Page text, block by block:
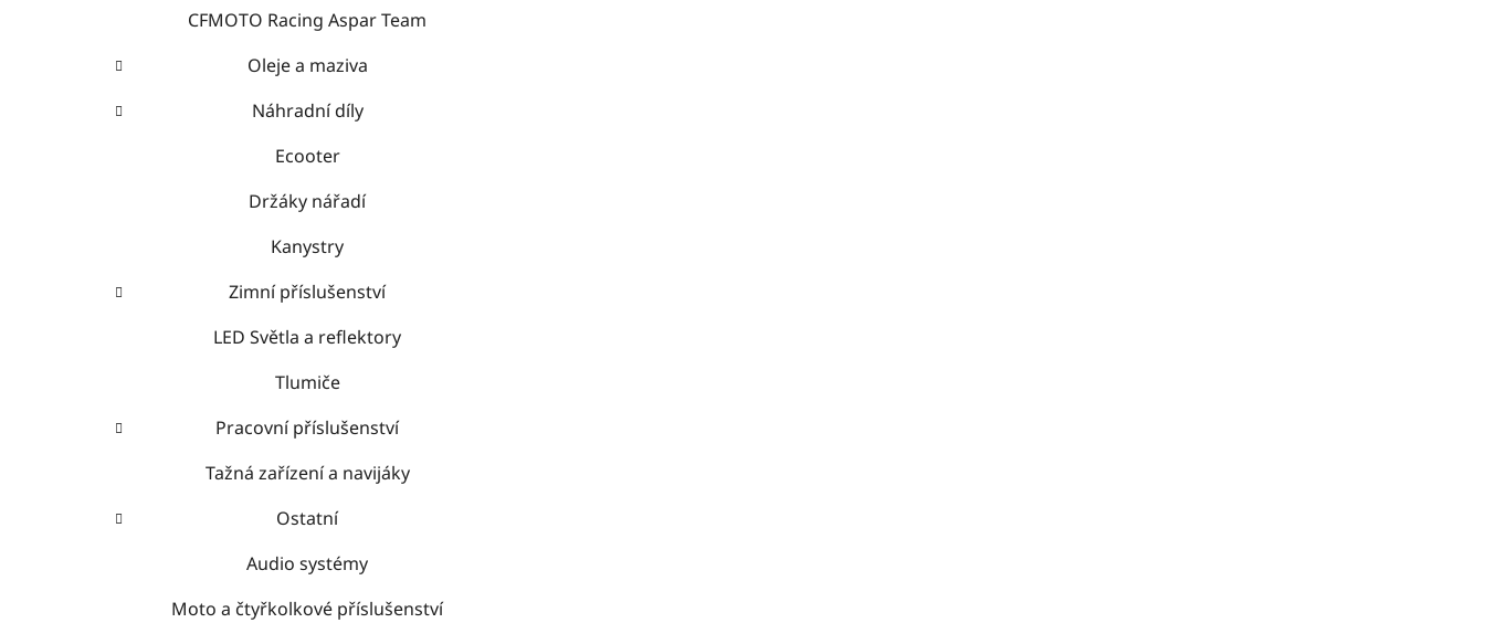
CFMOTO Racing Aspar Team
Oleje a maziva
Náhradní díly
Ecooter
Držáky nářadí
Kanystry
Zimní příslušenství
LED Světla a reflektory
Tlumiče
Pracovní příslušenství
Tažná zařízení a navijáky
Ostatní
Audio systémy
Moto a čtyřkolkové příslušenství